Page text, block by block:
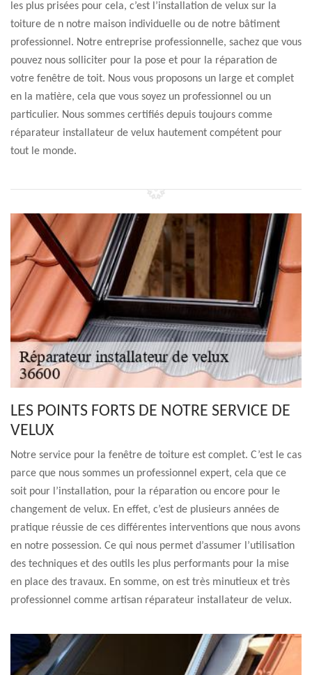
les plus prisées pour cela, c’est l’installation de velux sur la
toiture de n notre maison individuelle ou de notre bâtiment
professionnel. Notre entreprise professionnelle, sachez que vous
pouvez nous solliciter pour la pose et pour la réparation de
votre fenêtre de toit. Nous vous proposons un large et complet
en la matière, cela que vous soyez un professionnel ou un
particulier. Nous sommes certifiés depuis toujours comme
réparateur installateur de velux hautement compétent pour
tout le monde.
LES POINTS FORTS DE NOTRE SERVICE DE
VELUX
Notre service pour la fenêtre de toiture est complet. C’est le cas
parce que nous sommes un professionnel expert, cela que ce
soit pour l’installation, pour la réparation ou encore pour le
changement de velux. En effet, c’est de plusieurs années de
pratique réussie de ces différentes interventions que nous avons
en notre possession. Ce qui nous permet d’assumer l’utilisation
des techniques et des outils les plus performants pour la mise
en place des travaux. En somme, on est très minutieux et très
professionnel comme artisan réparateur installateur de velux.